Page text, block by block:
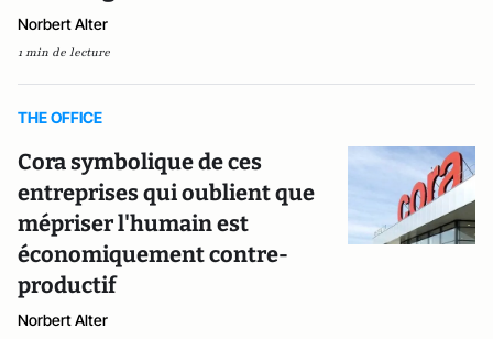
Norbert Alter
1 min de lecture
THE OFFICE
Cora symbolique de ces
entreprises qui oublient que
mépriser l'humain est
économiquement contre-
productif
Norbert Alter